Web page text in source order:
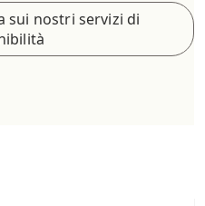
sui nostri servizi di